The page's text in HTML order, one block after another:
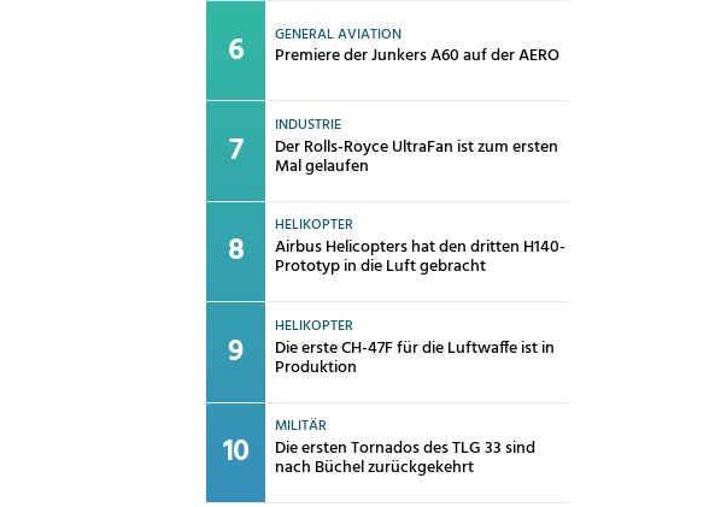
GENERAL AVIATION
Premiere der Junkers A60 auf der AERO
INDUSTRIE
Der Rolls-Royce UltraFan ist zum ersten
Mal gelaufen
HELIKOPTER
Airbus Helicopters hat den dritten H140-
Prototyp in die Luft gebracht
HELIKOPTER
Die erste CH-47F für die Luftwaffe ist in
Produktion
MILITÄR
Die ersten Tornados des TLG 33 sind
nach Büchel zurückgekehrt